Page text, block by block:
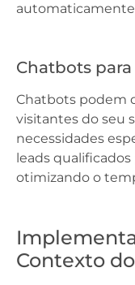
Chatbots
Chatbots podem
visitantes do seu
necessidades
leads
otimizando o
Contexto